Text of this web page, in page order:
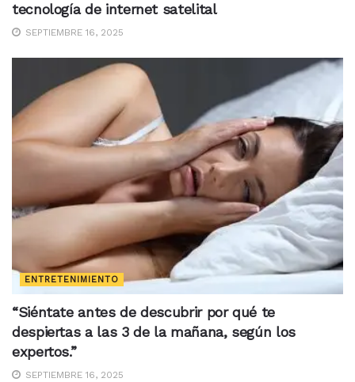
tecnología de internet satelital
SEPTIEMBRE 16, 2025
ENTRETENIMIENTO
“Siéntate antes de descubrir por qué te
despiertas a las 3 de la mañana, según los
expertos.”
SEPTIEMBRE 16, 2025